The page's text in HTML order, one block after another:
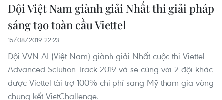
Đội Việt Nam giành giải Nhất thi giải pháp
sáng tạo toàn cầu Viettel
15/08/2019 22:23
Đội VVN AI (Việt Nam) giành giải Nhất cuộc thi Viettel
Advanced Solution Track 2019 và sẽ cùng với 2 đội khác
được Viettel tài trợ 100% chi phí sang Mỹ tham gia vòng
chung kết VietChallenge.